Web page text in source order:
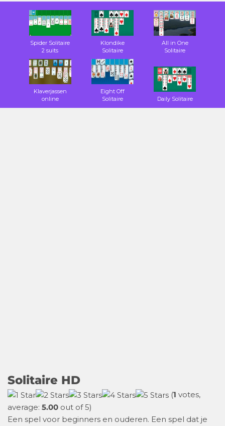
Spider Solitaire
2 suits
Klondike
Solitaire
All in One
Solitaire
Klaverjassen
online
Eight Off
Solitaire
Daily Solitaire
Solitaire HD
(1 votes,
average: 5.00 out of 5)
Een spel voor beginners en ouderen. Een spel dat je